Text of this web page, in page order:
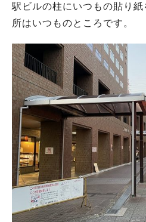
駅ビルの柱にいつもの貼り
所はいつものところです。